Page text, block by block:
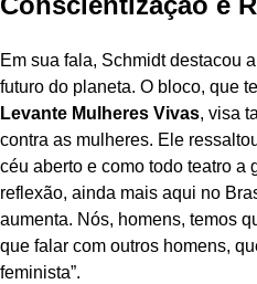
Em sua fala, Schmidt destacou
futuro do planeta. O bloco, que
Levante Mulheres Vivas, visa
contra as mulheres. Ele
céu aberto e como todo teatro a
reflexão, ainda mais aqui no
aumenta. Nós, homens, temos
que falar com outros homens,
feminista”.